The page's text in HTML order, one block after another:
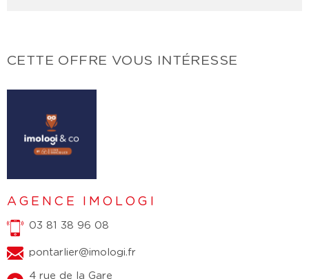
CETTE OFFRE VOUS INTÉRESSE
AGENCE IMOLOGI
03 81 38 96 08
pontarlier@imologi.fr
4 rue de la Gare